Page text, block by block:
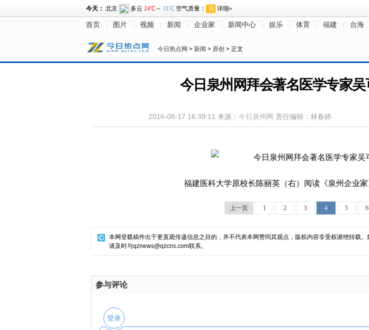
首页 图片 视频 新闻 企业家 新闻中心 娱乐 体育 福建 台海
今日热点网 > 新闻 > 原创 > 正文
今日泉州网拜会著名医学专家
2016-08-17 16:39:11 来源： 今日泉州网 责任编辑：林春婷
福建医科大学原校长陈丽英（右）阅读《泉州企业
上一页 1 2 3 4 5 6
本网登载稿件出于更直观传递信息之目的，并不代表本网赞同其观点，版权内容非受权谢绝转载。
请及时与qznews@qzcns.com联系。
参与评论
登录